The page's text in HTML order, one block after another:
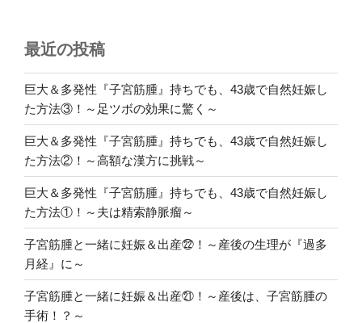
腫
一
緒
に
妊
娠
＆
出
⑮！
～
人
生
最近の投稿
巨大＆多発性『子宮筋腫』持ちでも、43歳で自然妊娠し
た方法③！～足ツボの効果に驚く～
巨大＆多発性『子宮筋腫』持ちでも、43歳で自然妊娠し
た方法②！～高額な漢方に挑戦～
巨大＆多発性『子宮筋腫』持ちでも、43歳で自然妊娠し
た方法①！～夫は精索静脈瘤～
子宮筋腫と一緒に妊娠＆出産㉒！～産後の生理が『過多
月経』に～
子宮筋腫と一緒に妊娠＆出産㉑！～産後は、子宮筋腫の
手術！？～